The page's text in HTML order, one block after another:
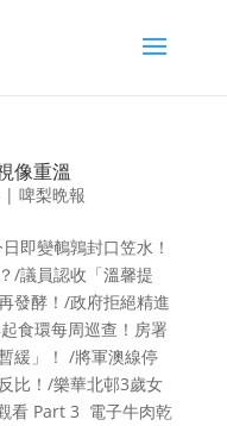
像重溫
| 啤梨晩報
即變鵪鶉封口笠水！
/議員認收「溫馨提
發酵！/政府拒絕精進
食環每周巡查！房署
緩」！ /將軍澳線停
比！/樂華北邨3歲女
看 Part 3 電子牛肉乾